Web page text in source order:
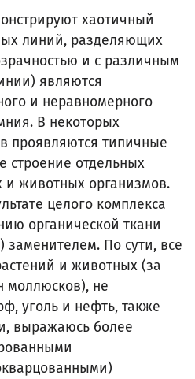
хаотичный
линий, разделяющих
и с различным
являются
и неравномерного
В некоторых
проявляются типичные
строение отдельных
и животных организмов.
целого комплекса
органической ткани
заменителем. По сути, все
и животных (за
моллюсков), не
уголь и нефть, также
выражаюсь более